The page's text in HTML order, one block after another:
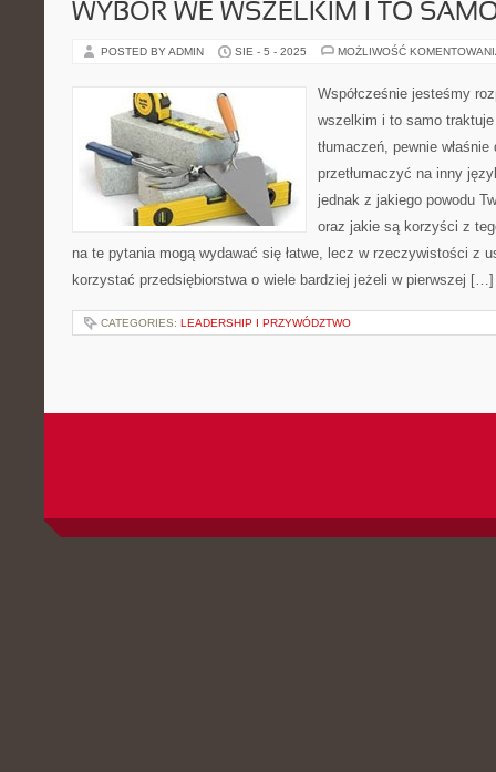
WYBÓR WE WSZELKIM I TO
POSTED BY ADMIN SIE - 5 - 2025 MOŻLIWOŚĆ
Współcześnie jesteśmy
wszelkim i to samo
tłumaczeń, pewnie
przetłumaczyć na inny
jednak z jakiego powodu
oraz jakie są korzyści z
na te pytania mogą wydawać się łatwe, lecz w rzeczywistości z
korzystać przedsiębiorstwa o wiele bardziej jeżeli w pierwszej […]
CATEGORIES: LEADERSHIP I PRZYWÓDZTWO